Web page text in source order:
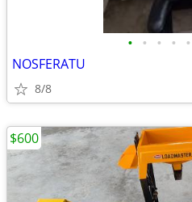
• • • • •
NOSFERATU
8/8
$600